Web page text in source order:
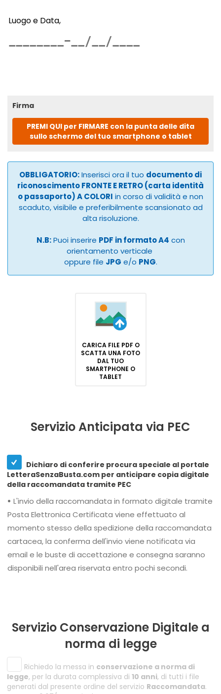
Luogo e Data,
Firma
PREMI QUI per FIRMARE con la punta delle dita
sullo schermo del tuo smartphone o tablet
OBBLIGATORIO:Inserisci ora il tuo documento di
riconoscimento FRONTE E RETRO (carta identità
o passaporto) A COLORI in corso di validità e non
scaduto, visibile e preferibilmente scansionato ad
alta risoluzione.
N.B:Puoi inserire PDF in formato A4 con
orientamento verticale
oppure file JPG e/o PNG.
CARICA FILE PDF O
SCATTA UNA FOTO
DAL TUO
SMARTPHONE O
TABLET
Servizio Anticipata via PEC
Dichiaro di conferire procura speciale al portale
LetteraSenzaBusta.com per anticipare copia digitale
della raccomandata tramite PEC
• L'invio della raccomandata in formato digitale tramite
Posta Elettronica Certificata viene effettuato al
momento stesso della spedizione della raccomandata
cartacea, la conferma dell'invio viene notificata via
email e le buste di accettazione e consegna saranno
disponibili nell'area riservata entro pochi secondi.
Servizio Conservazione Digitale a
norma di legge
Richiedo la messa in conservazione a norma di
legge, per la durata complessiva di 10 anni, di tutti i file
generati dal presente ordine del servizio Raccomandata.